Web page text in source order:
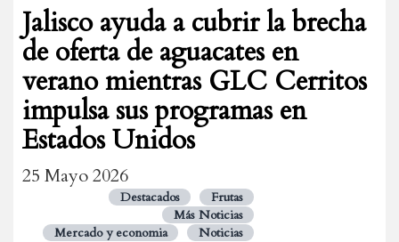
Jalisco ayuda a cubrir la brecha
de oferta de aguacates en
verano mientras GLC Cerritos
impulsa sus programas en
Estados Unidos
25 Mayo 2026
Destacados
Frutas
Más Noticias
Mercado y economia
Noticias